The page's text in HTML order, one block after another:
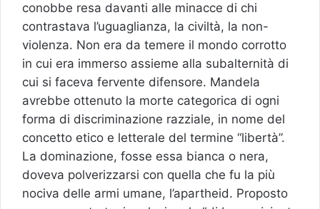
conobbe resa davanti alle minacce di chi
contrastava l’uguaglianza, la civiltà, la non-
violenza. Non era da temere il mondo corrotto
in cui era immerso assieme alla subalternità di
cui si faceva fervente difensore. Mandela
avrebbe ottenuto la morte categorica di ogni
forma di discriminazione razziale, in nome del
concetto etico e letterale del termine “libertà”.
La dominazione, fosse essa bianca o nera,
doveva polverizzarsi con quella che fu la più
nociva delle armi umane, l’apartheid. Proposto